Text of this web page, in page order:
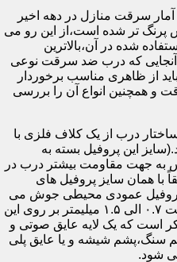
سرقت منازل در دهه اخیر
تر شده است،از این رو می
شده در آن،بالاترین
آنجایی که درب ضد سرقت نوعی
از ظاهری مناسب برخوردار
و همچنین انواع آن را بررسی
درب از یک کلاف فلزی با
این پروفیل بسته به
جهت مقاومت بیشتر درب در
فولادی دقیقاً با همان سایز پروفیل های
عمودی محیطی جوش می
شود و در انتها ورق فولادی با ضخامت ۰.۷ الی ۱.۵ میلیمتر بر روی این
است که یک لایه عایق صوتی و
سنگ،پشم شیشه و یا عایق پلی
شود.